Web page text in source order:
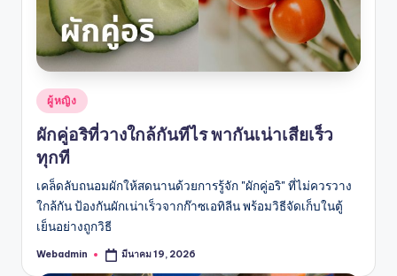
Posted
in
ผู้หญิง
ผักคู่อริที่วางใกล้กันทีไร พากันเน่าเสียเร็ว
ทุกที
เคล็ดลับถนอมผักให้สดนานด้วยการรู้จัก "ผักคู่อริ" ที่ไม่ควรวาง
ใกล้กัน ป้องกันผักเน่าเร็วจากก๊าซเอทิลีน พร้อมวิธีจัดเก็บในตู้
เย็นอย่างถูกวิธี
Posted
Webadmin มีนาคม 19, 2026